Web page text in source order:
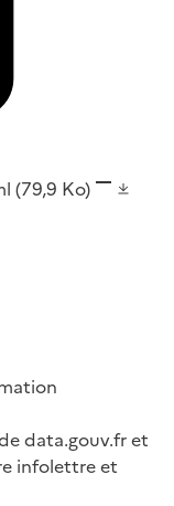
(79,9 Ko)
data.gouv.fr et
infolettre et